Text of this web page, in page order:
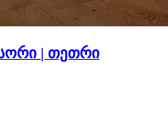
| თეთრი